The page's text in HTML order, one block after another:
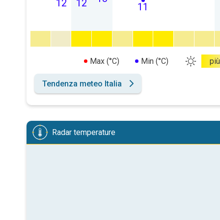
12 12 11
Max (°C) Min (°C) più
Tendenza meteo Italia
Radar temperature